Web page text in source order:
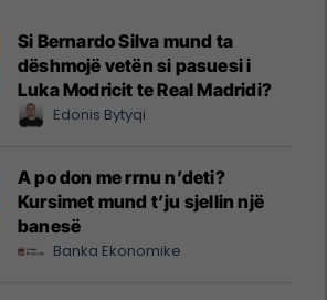
Si Bernardo Silva mund ta
dëshmojë vetën si pasuesi i
Luka Modricit te Real Madridi?
Edonis Bytyqi
A po don me rrnu n’deti?
Kursimet mund t’ju sjellin një
banesë
Banka Ekonomike